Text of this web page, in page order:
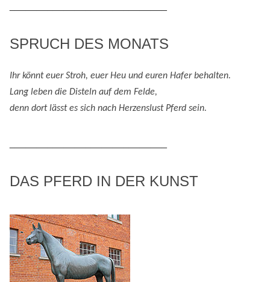
SPRUCH DES MONATS
Ihr könnt euer Stroh, euer Heu und euren Hafer behalten.
Lang leben die Disteln auf dem Felde,
denn dort lässt es sich nach Herzenslust Pferd sein.
DAS PFERD IN DER KUNST